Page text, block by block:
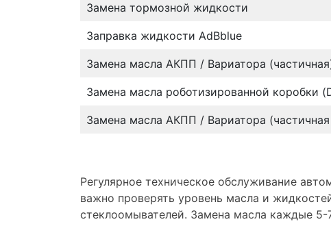
Замена тормозной жидкости
Заправка жидкости AdBblue
Замена масла АКПП / Вариатора
Замена масла роботизированной коробки
Замена масла АКПП / Вариатора
Регулярное техническое обслуживание
важно проверять уровень масла и
стеклоомывателей. Замена масла каждые